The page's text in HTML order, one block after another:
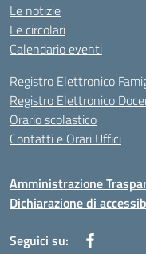
Le notizie
Le circolari
Calendario eventi
Registro Elettronico
Registro Elettronico
Orario scolastico
Contatti e Orari Uffici
Amministrazione
Dichiarazione di
Seguici su: